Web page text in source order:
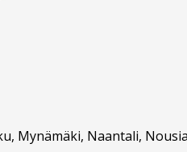
Mynämäki, Naantali,